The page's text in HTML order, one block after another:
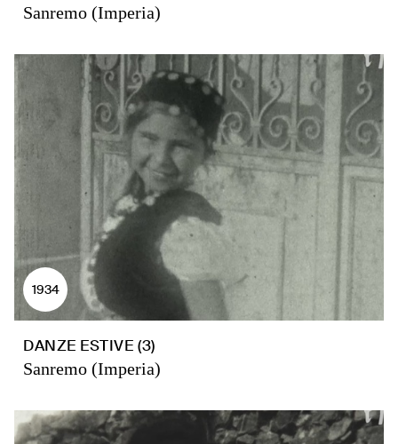
Sanremo (Imperia)
1934
DANZE ESTIVE (3)
Sanremo (Imperia)